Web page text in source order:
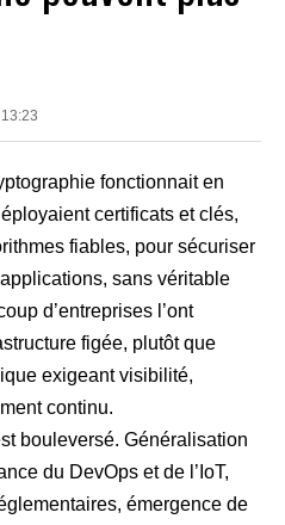
fonctionnait en
certificats et clés,
fiables, pour sécuriser
sans véritable
d’entreprises l’ont
figée, plutôt que
exigeant visibilité,
continu.
bouleversé. Généralisation
du DevOps et de l’IoT,
émergence de